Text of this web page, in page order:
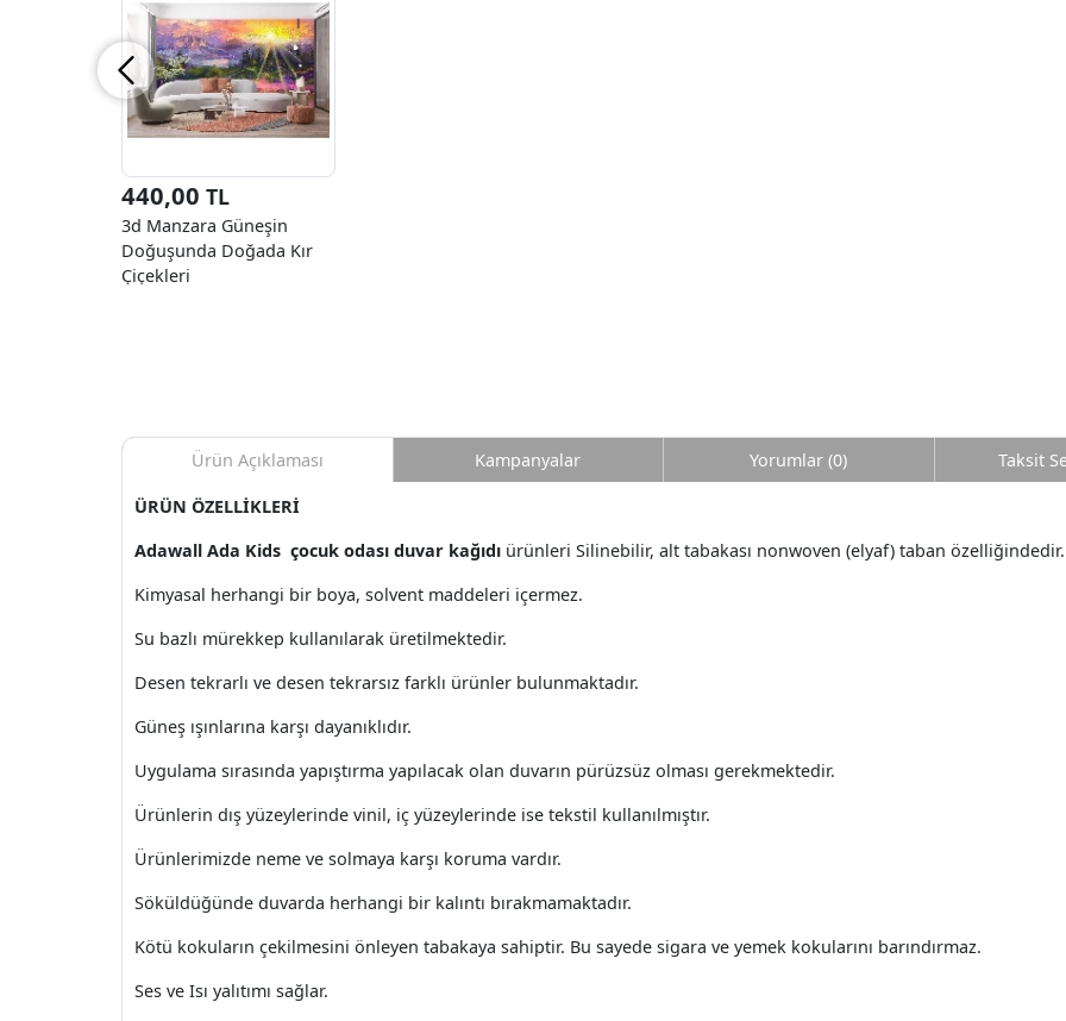
440,00 TL
3d Manzara Güneşin
Doğuşunda Doğada Kır
Çiçekleri
Ürün Açıklaması
ÜRÜN ÖZELLİKLERİ
Adawall Ada Kids çocuk odası duvar kağıdı ürünleri Silinebilir, alt tabakası nonwoven (elyaf) taban özelliğindedir.
Kimyasal herhangi bir boya, solvent maddeleri içermez.
Su bazlı mürekkep kullanılarak üretilmektedir.
Desen tekrarlı ve desen tekrarsız farklı ürünler bulunmaktadır.
Güneş ışınlarına karşı dayanıklıdır.
Uygulama sırasında yapıştırma yapılacak olan duvarın pürüzsüz olması gerekmektedir.
Ürünlerin dış yüzeylerinde vinil, iç yüzeylerinde ise tekstil kullanılmıştır.
Ürünlerimizde neme ve solmaya karşı koruma vardır.
Söküldüğünde duvarda herhangi bir kalıntı bırakmamaktadır.
Kötü kokuların çekilmesini önleyen tabakaya sahiptir. Bu sayede sigara ve yemek kokularını barındırmaz.
Ses ve Isı yalıtımı sağlar.
Kampanyalar Yorumlar (0) Taksit